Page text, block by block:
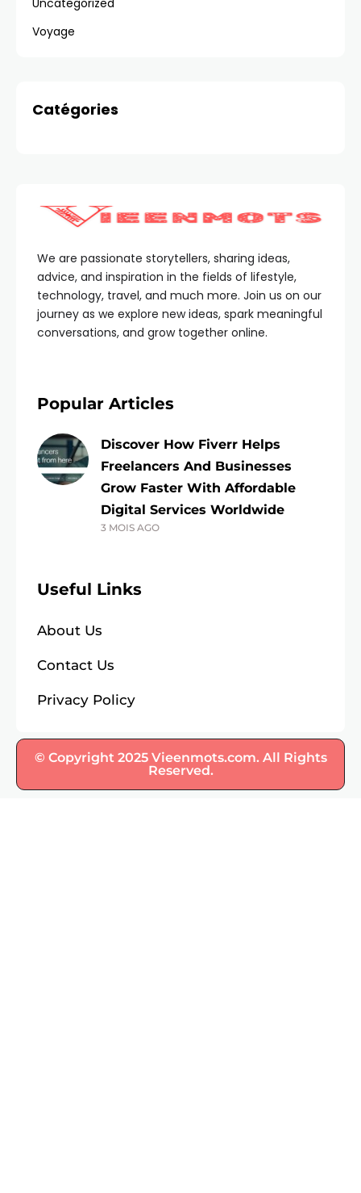
Uncategorized
Voyage
Catégories
We are passionate storytellers, sharing ideas,
advice, and inspiration in the fields of lifestyle,
technology, travel, and much more. Join us on our
journey as we explore new ideas, spark meaningful
conversations, and grow together online.
Popular Articles
Discover How Fiverr Helps
Freelancers And Businesses
Grow Faster With Affordable
Digital Services Worldwide
3 MOIS AGO
Useful Links
About Us
Contact Us
Privacy Policy
© Copyright 2025 Vieenmots.com. All Rights
Reserved.